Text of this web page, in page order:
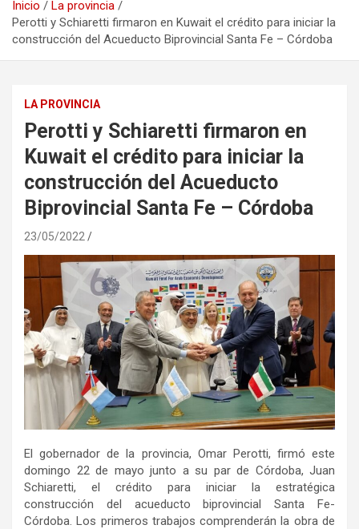
Inicio
La provincia
Perotti y Schiaretti firmaron en Kuwait el crédito para iniciar la
construcción del Acueducto Biprovincial Santa Fe – Córdoba
LA PROVINCIA
Perotti y Schiaretti firmaron en
Kuwait el crédito para iniciar la
construcción del Acueducto
Biprovincial Santa Fe – Córdoba
23/05/2022
El gobernador de la provincia, Omar Perotti, firmó este
domingo 22 de mayo junto a su par de Córdoba, Juan
Schiaretti, el crédito para iniciar la estratégica
construcción del acueducto biprovincial Santa Fe-
Córdoba. Los primeros trabajos comprenderán la obra de